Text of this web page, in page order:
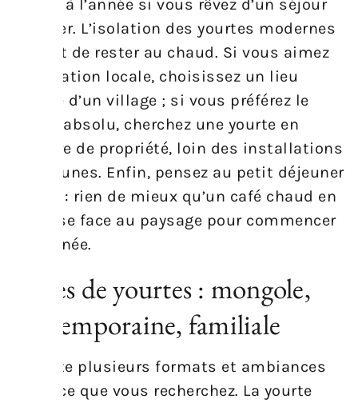
ouvert à l’année si vous rêvez d’un séjour
en hiver. L’isolation des yourtes modernes
permet de rester au chaud. Si vous aimez
l’animation locale, choisissez un lieu
proche d’un village ; si vous préférez le
calme absolu, cherchez une yourte en
bordure de propriété, loin des installations
communes. Enfin, pensez au petit déjeuner
inclus : rien de mieux qu’un café chaud en
terrasse face au paysage pour commencer
la journée.
Types de yourtes : mongole,
contemporaine, familiale
Il existe plusieurs formats et ambiances
selon ce que vous recherchez. La yourte